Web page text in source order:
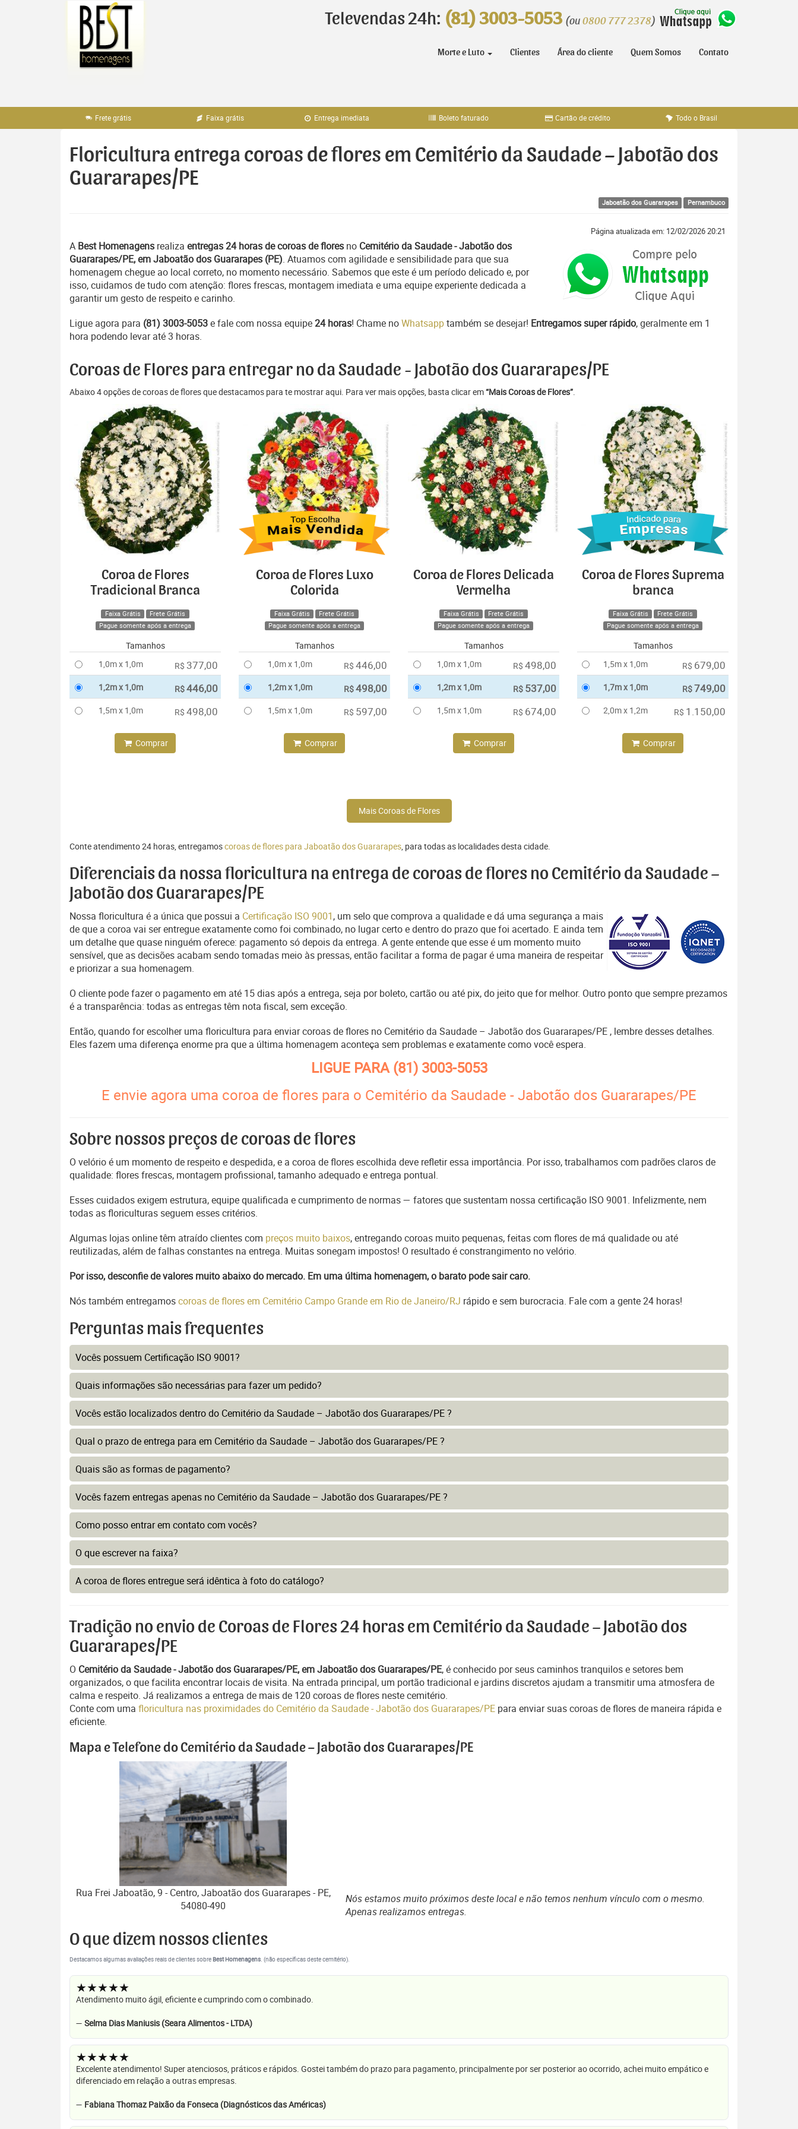
Televendas 24h: (81) 3003-5053 (ou 0800 777 2378)
Morte e Luto Clientes Área do cliente Quem Somos Contato
Frete grátis Faixa grátis Entrega imediata Boleto faturado Cartão de crédito Todo o Brasil
Floricultura entrega coroas de flores em Cemitério da Saudade – Jabotão dos
Guararapes/PE
Jaboatão dos Guararapes Pernambuco
Página atualizada em: 12/02/2026 20:21
A Best Homenagens realiza entregas 24 horas de coroas de flores no Cemitério da Saudade - Jabotão dos
Guararapes/PE, em Jaboatão dos Guararapes (PE). Atuamos com agilidade e sensibilidade para que sua
homenagem chegue ao local correto, no momento necessário. Sabemos que este é um período delicado e, por
isso, cuidamos de tudo com atenção: flores frescas, montagem imediata e uma equipe experiente dedicada a
garantir um gesto de respeito e carinho.
Ligue agora para (81) 3003-5053e fale com nossa equipe24 horas! Chame noWhatsapptambém se desejar! Entregamos super rápido, geralmente em 1
hora podendo levar até 3 horas.
Coroas de Flores para entregar no da Saudade - Jabotão dos Guararapes/PE
Abaixo 4 opções de coroas de flores que destacamos para te mostrar aqui. Para ver mais opções, basta clicar em“Mais Coroas de Flores”.
Coroa de Flores
Tradicional Branca
Faixa Grátis
Frete Grátis
Pague somente após a entrega
Tamanhos
1,0m x 1,0m
R$ 377,00
1,2m x 1,0m R$446,00
1,5m x 1,0m R$ 498,00
Comprar
Coroa de Flores Luxo
Colorida
Faixa Grátis
Frete Grátis
Pague somente após a entrega
Tamanhos
1,0m x 1,0m
R$ 446,00
1,2m x 1,0m R$498,00
1,5m x 1,0m R$ 597,00
Comprar
Coroa de Flores Delicada
Vermelha
Faixa Grátis
Frete Grátis
Pague somente após a entrega
Tamanhos
1,0m x 1,0m
R$ 498,00
1,2m x 1,0m R$ 537,00
1,5m x 1,0m R$ 674,00
Comprar
Coroa de Flores Suprema
branca
Faixa Grátis
Frete Grátis
Pague somente após a entrega
Tamanhos
1,5m x 1,0m
R$ 679,00
1,7m x 1,0m R$749,00
2,0m x 1,2m R$ 1.150,00
Comprar
Mais Coroas de Flores
Conte atendimento 24 horas, entregamoscoroas de flores para Jaboatão dos Guararapes, para todas as localidades desta cidade.
Diferenciais da nossa floricultura na entrega de coroas de flores no Cemitério da Saudade –
Jabotão dos Guararapes/PE
Nossa floricultura é a única que possui a Certificação ISO 9001, um selo que comprova a qualidade e dá uma segurança a mais
de que a coroa vai ser entregue exatamente como foi combinado, no lugar certo e dentro do prazo que foi acertado. E ainda tem
um detalhe que quase ninguém oferece: pagamento só depois da entrega. A gente entende que esse é um momento muito
sensível, que as decisões acabam sendo tomadas meio às pressas, então facilitar a forma de pagar é uma maneira de respeitar
e priorizar a sua homenagem.
O cliente pode fazer o pagamento em até 15 dias após a entrega, seja por boleto, cartão ou até pix, do jeito que for melhor. Outro ponto que sempre prezamos
é a transparência: todas as entregas têm nota fiscal, sem exceção.
Então, quando for escolher uma floricultura para enviar coroas de flores no Cemitério da Saudade – Jabotão dos Guararapes/PE , lembre desses detalhes.
Eles fazem uma diferença enorme pra que a última homenagem aconteça sem problemas e exatamente como você espera.
LIGUE PARA(81) 3003-5053
E envie agora uma coroa de flores para o Cemitério da Saudade - Jabotão dos Guararapes/PE
Sobre nossos preços de coroas de flores
O velório é um momento de respeito e despedida, e a coroa de flores escolhida deve refletir essa importância. Por isso, trabalhamos com padrões claros de
qualidade: flores frescas, montagem profissional, tamanho adequado e entrega pontual.
Esses cuidados exigem estrutura, equipe qualificada e cumprimento de normas — fatores que sustentam nossa certificação ISO 9001. Infelizmente, nem
todas as floriculturas seguem esses critérios.
Algumas lojas online têm atraído clientes com preços muito baixos, entregando coroas muito pequenas, feitas com flores de má qualidade ou até
reutilizadas, além de falhas constantes na entrega. Muitas sonegam impostos! O resultado é constrangimento no velório.
Por isso, desconfie de valores muito abaixo do mercado. Em uma última homenagem, o barato pode sair caro.
Nós também entregamoscoroas de flores em Cemitério Campo Grande em Rio de Janeiro/RJ rápido e sem burocracia. Fale com a gente 24 horas!
Perguntas mais frequentes
Vocês possuem Certificação ISO 9001?
Quais informações são necessárias para fazer um pedido?
Vocês estão localizados dentro do Cemitério da Saudade – Jabotão dos Guararapes/PE ?
Qual o prazo de entrega para em Cemitério da Saudade – Jabotão dos Guararapes/PE ?
Quais são as formas de pagamento?
Vocês fazem entregas apenas no Cemitério da Saudade – Jabotão dos Guararapes/PE ?
Como posso entrar em contato com vocês?
O que escrever na faixa?
A coroa de flores entregue será idêntica à foto do catálogo?
Tradição no envio de Coroas de Flores 24 horas em Cemitério da Saudade – Jabotão dos
Guararapes/PE
O Cemitério da Saudade - Jabotão dos Guararapes/PE, em Jaboatão dos Guararapes/PE, é conhecido por seus caminhos tranquilos e setores bem
organizados, o que facilita encontrar locais de visita. Na entrada principal, um portão tradicional e jardins discretos ajudam a transmitir uma atmosfera de
calma e respeito. Já realizamos a entrega de mais de 120 coroas de flores neste cemitério.
Conte com uma floricultura nas proximidades do Cemitério da Saudade - Jabotão dos Guararapes/PE para enviar suas coroas de flores de maneira rápida e
eficiente.
Mapa e Telefone do Cemitério da Saudade – Jabotão dos Guararapes/PE
Rua Frei Jaboatão, 9 - Centro, Jaboatão dos Guararapes - PE,
54080-490
Nós estamos muito próximos deste local e não temos nenhum vínculo com o mesmo.
Apenas realizamos entregas.
O que dizem nossos clientes
Destacamos algumas avaliações reais de clientes sobreBest Homenagens. (não específicas deste cemitério).
★★★★★
Atendimento muito ágil, eficiente e cumprindo com o combinado.
— Selma Dias Maniusis (Seara Alimentos - LTDA)
★★★★★
Excelente atendimento! Super atenciosos, práticos e rápidos. Gostei também do prazo para pagamento, principalmente por ser posterior ao ocorrido, achei muito empático e
diferenciado em relação a outras empresas.
— Fabiana Thomaz Paixão da Fonseca (Diagnósticos das Américas)